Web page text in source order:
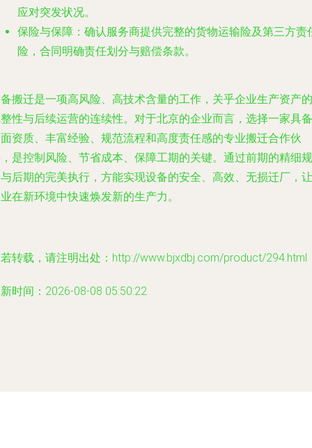
应对突发状况。
保险与保障 ：确认服务商提供完整的货物运输险及第三方责
险，合同明确责任划分与赔偿条款。
搬迁是一项高风险、高技术含量的工作，关乎企业生产资产的
性与后续运营的连续性。对于北京的企业而言，选择一家具备
资质、丰富经验、规范流程和高度责任感的专业搬迁合作伙
是控制风险、节省成本、保障工期的关键。通过前期的精细规
后期的完美执行，方能实现设备的安全、高效、无损迁厂，让
在新环境中快速焕发新的生产力。
转载，请注明出处：http://www.bjxdbj.com/product/294.html
时间：2026-08-08 05:50:22